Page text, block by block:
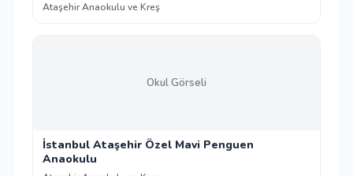
Ataşehir Anaokulu ve Kreş
Okul Görseli
İstanbul Ataşehir Özel Mavi Penguen
Anaokulu